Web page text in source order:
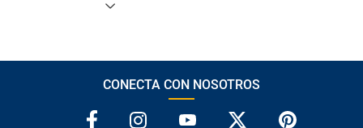
CONECTA CON NOSOTROS